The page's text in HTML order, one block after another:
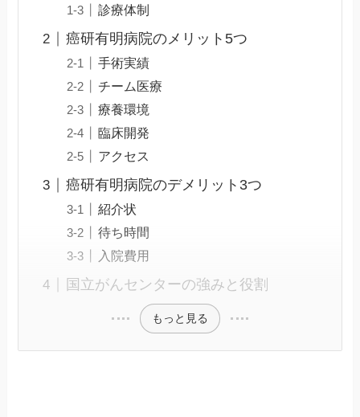
診療体制
癌研有明病院のメリット5つ
手術実績
チーム医療
療養環境
臨床開発
アクセス
癌研有明病院のデメリット3つ
紹介状
待ち時間
入院費用
国立がんセンターの強みと役割
もっと見る